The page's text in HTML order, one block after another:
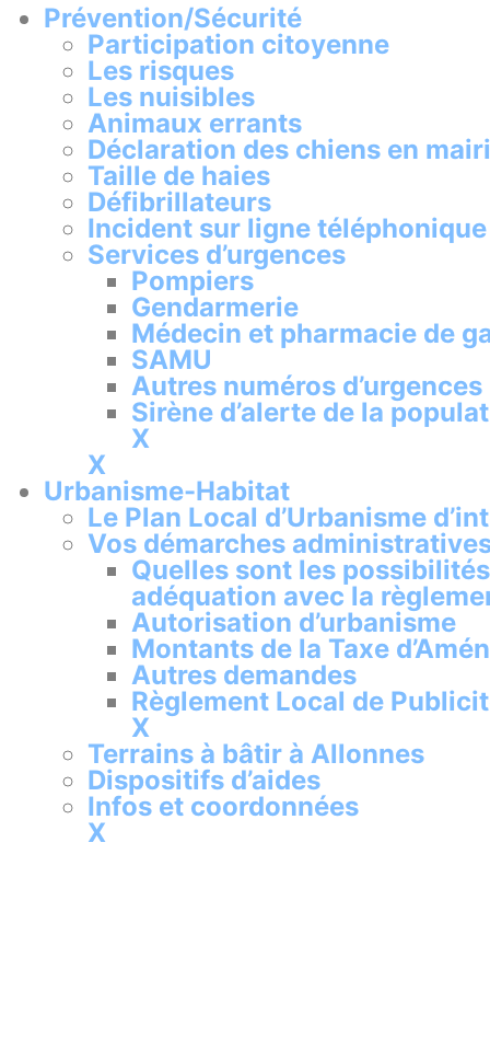
Prévention/Sécurité
Participation citoyenne
Les risques
Les nuisibles
Animaux errants
Déclaration des chiens en
Taille de haies
Défibrillateurs
Incident sur ligne téléphonique
Services d’urgences
Pompiers
Gendarmerie
Médecin et pharmacie de
SAMU
Autres numéros d’urgences
Sirène d’alerte de la
X
X
Urbanisme-Habitat
Le Plan Local d’Urbanisme
Vos démarches
Quelles sont les
adéquation avec la
Autorisation d’urbanisme
Montants de la Taxe
Autres demandes
Règlement Local de
X
Terrains à bâtir à Allonnes
Dispositifs d’aides
Infos et coordonnées
X